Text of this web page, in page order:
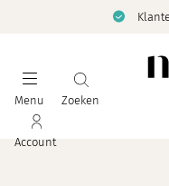
Menu Zoeken
Account